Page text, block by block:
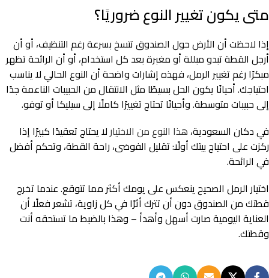
متى يكون تغيير النوع ضروريًا؟
إذا لاحظت أن الأرض حول الصندوق تتسخ بسرعة رغم التنظيف، أو أن
أرجل القطة تبدو مبللة أو مغبرة بعد كل استخدام، أو أن الرائحة تظهر
مبكرًا رغم تغيير الرمل، فهذه إشارات واضحة أن النوع الحالي لا يناسب
احتياجك. أحيانًا يكون الحل بسيطًا مثل الانتقال من الحبيبات الناعمة جدًا
إلى حبيبات متوسطة. وأحيانًا تحتاج تغييرًا كاملًا إلى سيليكا أو توفو.
في دكان السعودية، هذا النوع من الاختيار لا يحتاج تعقيدًا كبيرًا إذا
ركزت على احتياج بيتك أولًا: تقليل الفوضى، راحة القطة، وتحكم أفضل
في الرائحة.
اختيار الرمل الصحيح ينعكس على يومك أكثر مما تتوقع. عندما تخرج
قطتك من الصندوق دون أن تترك أثرًا في كل زاوية، تشعر فعلًا أن
العناية اليومية صارت أسهل وأهدأ – وهذا بالضبط ما تستحقه أنت
وقطتك.